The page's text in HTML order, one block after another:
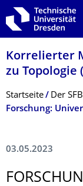
Zur
Zur Suche springen
Zum Inhalt springen
Korrelierter
zu Topologie
Breadcrumb-Menü
Startseite Der SFB
03.05.2023